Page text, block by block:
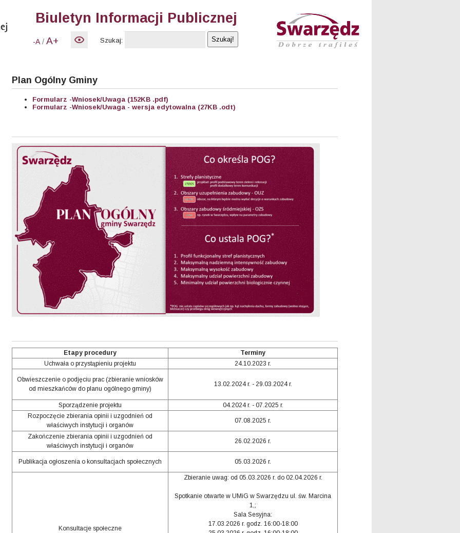
Biuletyn Informacji Publicznej
-A / A+ Szukaj:
Plan Ogólny Gminy
Formularz -Wniosek/Uwaga (152KB .pdf)
Formularz -Wniosek/Uwaga - wersja edytowalna (27KB .odt)
Etapy procedury
Terminy
Uchwała o przystąpieniu projektu
24.10.2023 r.
Obwieszczenie o podjęciu prac (zbieranie wniosków
od mieszkańców do planu ogólnego gminy)
13.02.2024 r. - 29.03.2024 r.
Sporządzenie projektu
04.2024 r. - 07.2025 r.
Rozpoczęcie zbierania opinii i uzgodnień od
właściwych instytucji i organów
07.08.2025 r.
Zakończenie zbierania opinii i uzgodnień od
właściwych instytucji i organów
26.02.2026 r.
Publikacja ogłoszenia o konsultacjach społecznych 05.03.2026 r.
Konsultacje społeczne
Zbieranie uwag: od 05.03.2026 r. do 02.04.2026 r.
Spotkanie otwarte w UMiG w Swarzędzu ul. św. Marcina
1,;
Sala Sesyjna:
17.03.2026 r. godz. 16:00-18:00